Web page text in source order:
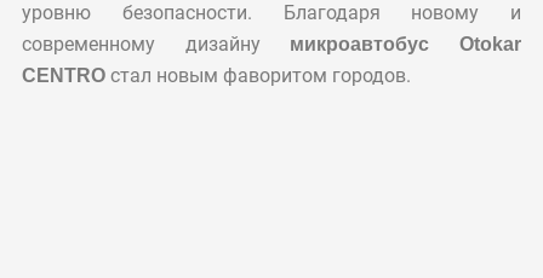
уровню безопасности. Благодаря новому и
современному дизайну микроавтобус Otokar
CENTRO стал новым фаворитом городов.